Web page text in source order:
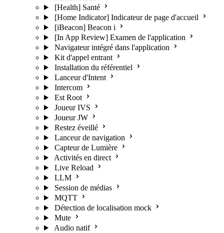
[Health] Santé
[Home Indicator] Indicateur de page d'accueil
[iBeacon] Beacon i
[In App Review] Examen de l'application
Navigateur intégré dans l'application
Kit d'appel entrant
Installation du référentiel
Lanceur d'Intent
Intercom
Est Root
Joueur IVS
Joueur JW
Restez éveillé
Lanceur de navigation
Capteur de Lumière
Activités en direct
Live Reload
LLM
Session de médias
MQTT
Détection de localisation mock
Mute
Audio natif